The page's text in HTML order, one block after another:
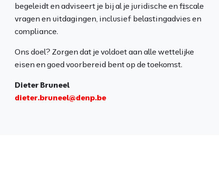
begeleidt en adviseert je bij al je juridische en fiscale
vragen en uitdagingen, inclusief belastingadvies en
compliance.
Ons doel? Zorgen dat je voldoet aan alle wettelijke
eisen en goed voorbereid bent op de toekomst.
Dieter Bruneel
dieter.bruneel@denp.be